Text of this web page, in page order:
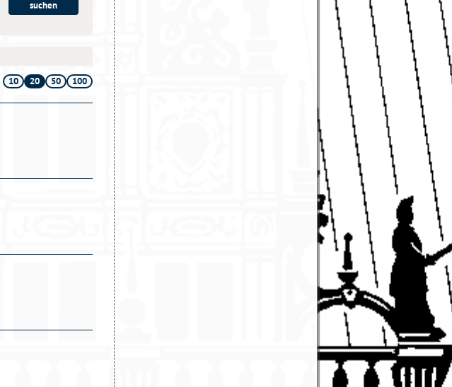
10 20 50 100